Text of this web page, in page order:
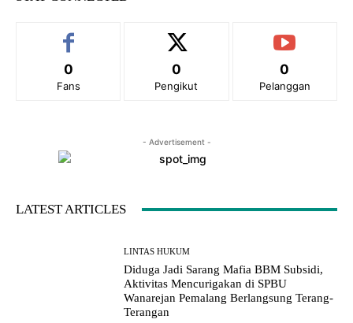
:
0
Fans
0
Pengikut
0
Pelanggan
- Advertisement -
LATEST ARTICLES
LINTAS HUKUM
Diduga Jadi Sarang Mafia BBM Subsidi,
Aktivitas Mencurigakan di SPBU
Wanarejan Pemalang Berlangsung Terang-
Terangan